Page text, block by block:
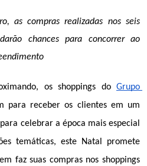
as compras realizadas nos seis
chances para concorrer ao
os shoppings do Grupo
para receber os clientes em um
celebrar a época mais especial
temáticas, este Natal promete
faz suas compras nos shoppings